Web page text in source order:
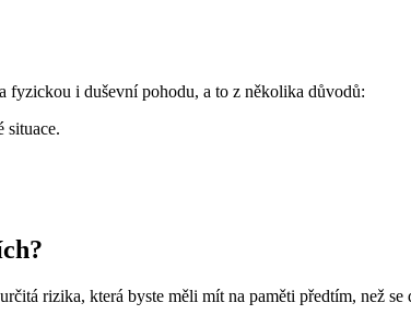
fyzickou i duševní pohodu, a to z několika důvodů:
situace.
rizika, která byste měli mít na paměti předtím, než se